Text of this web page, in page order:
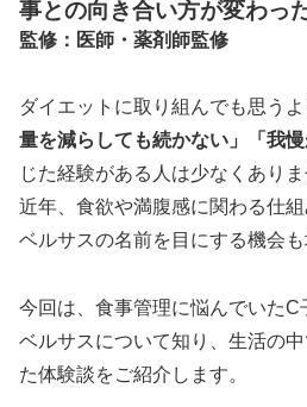
事との向き合い方が変わっ
監修：医師・薬剤師監修
ダイエットに取り組んでも思うよ
量を減らしても続かない」「我慢
じた経験がある人は少なくありま
近年、食欲や満腹感に関わる仕
ベルサスの名前を目にする機会も
今回は、食事管理に悩んでいたC
ベルサスについて知り、生活の
た体験談をご紹介します。